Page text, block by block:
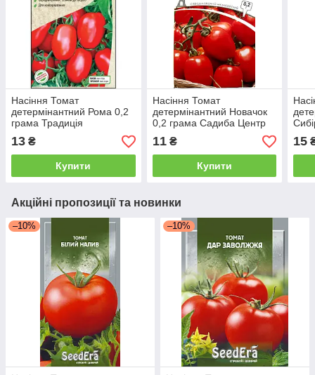
Насіння Томат
детермінантний Рома 0,2
грама Традиція
13 ₴
Купити
Насіння Томат
детермінантний Новачок
0,2 грама Садиба Центр
Традиція
11₴
Купити
15
Акційні пропозиції та новинки
–10% –10%